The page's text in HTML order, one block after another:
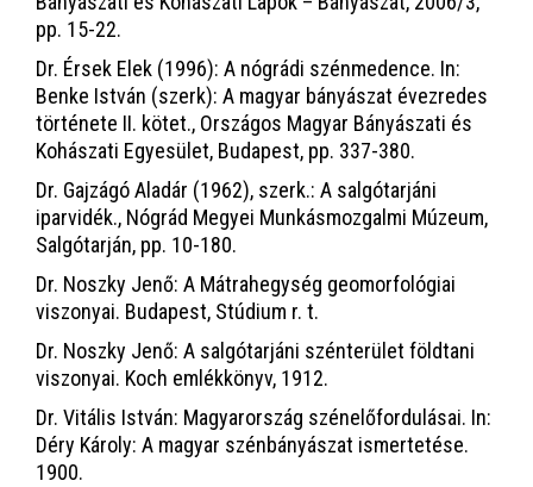
pp. 15-22.
Dr. Érsek Elek (1996): A nógrádi szénmedence. In:
Benke István (szerk): A magyar bányászat évezredes
története II. kötet., Országos Magyar Bányászati és
Kohászati Egyesület, Budapest, pp. 337-380.
Dr. Gajzágó Aladár (1962), szerk.: A salgótarjáni
iparvidék., Nógrád Megyei Munkásmozgalmi Múzeum,
Salgótarján, pp. 10-180.
Dr. Noszky Jenő: A Mátrahegység geomorfológiai
viszonyai. Budapest, Stúdium r. t.
Dr. Noszky Jenő: A salgótarjáni szénterület földtani
viszonyai. Koch emlékkönyv, 1912.
Dr. Vitális István: Magyarország szénelőfordulásai. In:
Déry Károly: A magyar szénbányászat ismertetése.
1900.